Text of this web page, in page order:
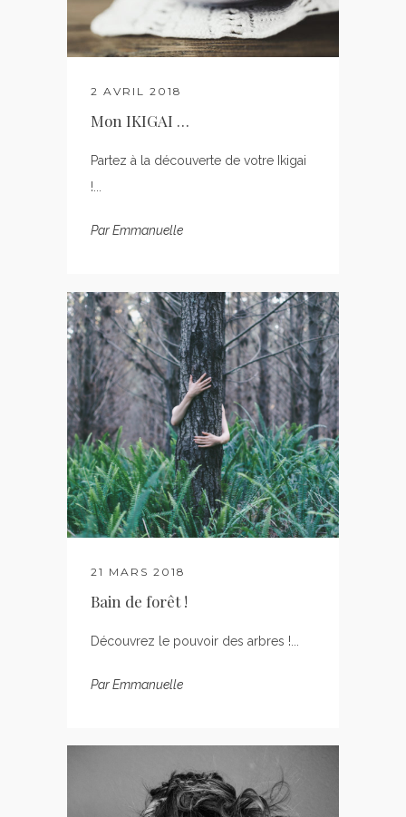
2 AVRIL 2018
Mon IKIGAI …
Partez à la découverte de votre Ikigai
!...
ParEmmanuelle
21 MARS 2018
Bain de forêt !
Découvrez le pouvoir des arbres !...
ParEmmanuelle